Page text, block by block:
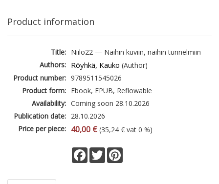
Product information
Title: Niilo22 — Näihin kuviin, näihin tunnelmiin
Authors: Röyhkä, Kauko (Author)
Product number: 9789511545026
Product form: Ebook, EPUB, Reflowable
Availability: Coming soon 28.10.2026
Publication date: 28.10.2026
Price per piece: 40,00 € (35,24 € vat 0 %)
Facebook
Twitter